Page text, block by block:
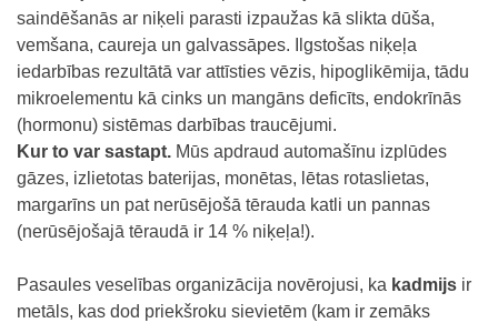
saindēšanās ar niķeli parasti izpaužas kā slikta dūša,
vemšana, caureja un galvassāpes. Ilgstošas niķeļa
iedarbības rezultātā var attīsties vēzis, hipoglikēmija, tādu
mikroelementu kā cinks un mangāns deficīts, endokrīnās
(hormonu) sistēmas darbības traucējumi.
Kur to var sastapt. Mūs apdraud automašīnu izplūdes
gāzes, izlietotas baterijas, monētas, lētas rotaslietas,
margarīns un pat nerūsējošā tērauda katli un pannas
(nerūsējošajā tēraudā ir 14 % niķeļa!).
Pasaules veselības organizācija novērojusi, ka kadmijs ir
metāls, kas dod priekšroku sievietēm (kam ir zemāks